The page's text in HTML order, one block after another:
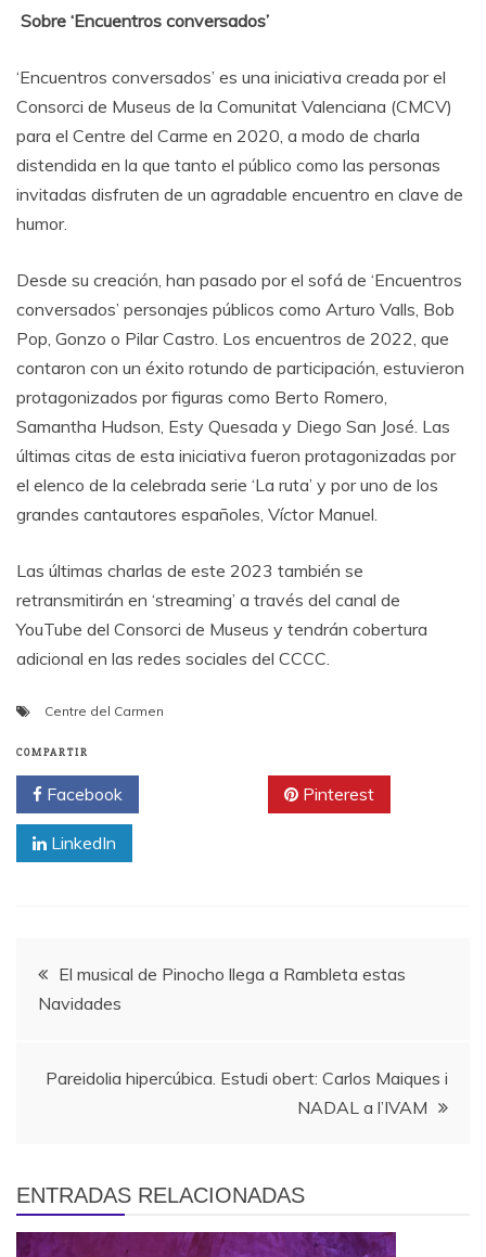
Sobre ‘Encuentros conversados’
‘Encuentros conversados’ es una iniciativa creada por el
Consorci de Museus de la Comunitat Valenciana (CMCV)
para el Centre del Carme en 2020, a modo de charla
distendida en la que tanto el público como las personas
invitadas disfruten de un agradable encuentro en clave de
humor.
Desde su creación, han pasado por el sofá de ‘Encuentros
conversados’ personajes públicos como Arturo Valls, Bob
Pop, Gonzo o Pilar Castro. Los encuentros de 2022, que
contaron con un éxito rotundo de participación, estuvieron
protagonizados por figuras como Berto Romero,
Samantha Hudson, Esty Quesada y Diego San José. Las
últimas citas de esta iniciativa fueron protagonizadas por
el elenco de la celebrada serie ‘La ruta’ y por uno de los
grandes cantautores españoles, Víctor Manuel.
Las últimas charlas de este 2023 también se
retransmitirán en ‘streaming’ a través del canal de
YouTube del Consorci de Museus y tendrán cobertura
adicional en las redes sociales del CCCC.
Centre del Carmen
COMPARTIR
Facebook Pinterest
LinkedIn
Navegación
entradas
El musical de Pinocho llega a Rambleta estas
Navidades
Pareidolia hipercúbica. Estudi obert: Carlos Maiques i
NADAL a l’IVAM
ENTRADAS RELACIONADAS